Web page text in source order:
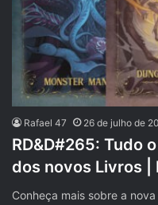
Rafael 47 26 de julho de
RD&D#265: Tudo
dos novos Livros |
Conheça mais sobre a